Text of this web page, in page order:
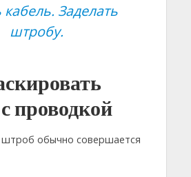
кабель. Заделать
штробу.
проводкой
обычно совершается